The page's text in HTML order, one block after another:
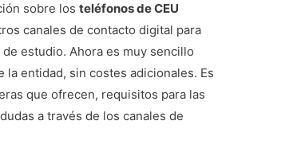
sobre losteléfonos de CEU
canales de contacto digital para
estudio. Ahora es muy sencillo
entidad, sin costes adicionales. Es
que ofrecen, requisitos para las
a través de los canales de